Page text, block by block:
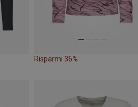
Risparmi 36%